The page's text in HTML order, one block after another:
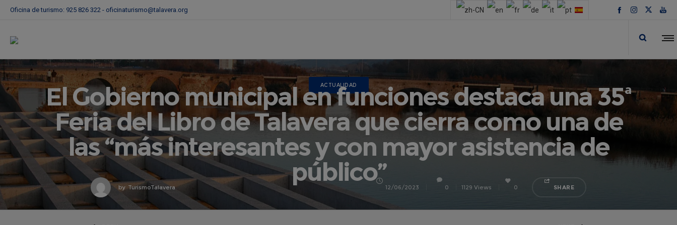
Oficina de turismo: 925 826 322 - oficinaturismo@talavera.org
ACTUALIDAD
El Gobierno municipal en funciones destaca una 35ª
Feria del Libro de Talavera que cierra como una de
las “más interesantes y con mayor asistencia de
público”
by TurismoTalavera 12/06/2023 0 1129 Views 0 SHARE